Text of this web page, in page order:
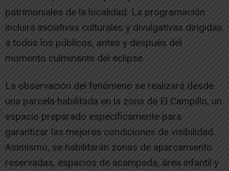
patrimoniales de la localidad. La programación
incluirá iniciativas culturales y divulgativas dirigidas
a todos los públicos, antes y después del
momento culminante del eclipse.
La observación del fenómeno se realizará desde
una parcela habilitada en la zona de El Campillo, un
espacio preparado específicamente para
garantizar las mejores condiciones de visibilidad.
Asimismo, se habilitarán zonas de aparcamiento
reservadas, espacios de acampada, área infantil y